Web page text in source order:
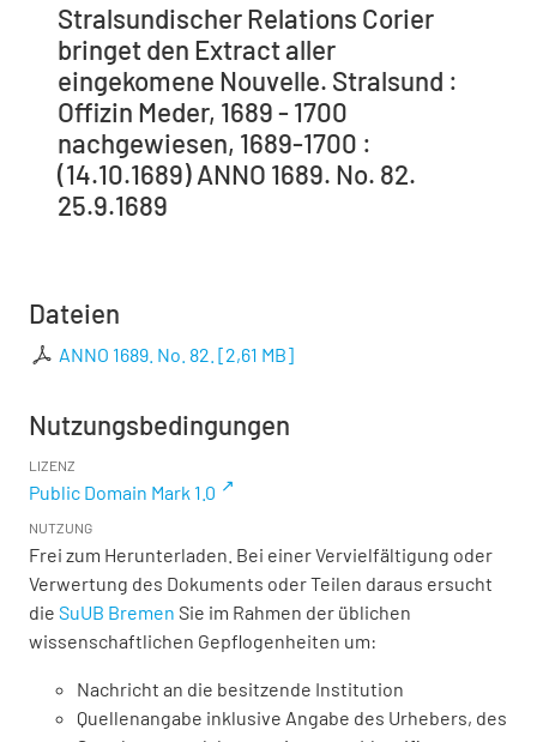
Stralsundischer Relations Corier
bringet den Extract aller
eingekomene Nouvelle. Stralsund :
Offizin Meder, 1689 - 1700
nachgewiesen, 1689-1700 :
(14.10.1689) ANNO 1689. No. 82.
25.9.1689
Dateien
ANNO 1689. No. 82. [2,61 MB]
Nutzungsbedingungen
LIZENZ
Public Domain Mark 1.0
NUTZUNG
Frei zum Herunterladen. Bei einer Vervielfältigung oder
Verwertung des Dokuments oder Teilen daraus ersucht
die SuUB Bremen Sie im Rahmen der üblichen
wissenschaftlichen Gepflogenheiten um:
Nachricht an die besitzende Institution
Quellenangabe inklusive Angabe des Urhebers, des